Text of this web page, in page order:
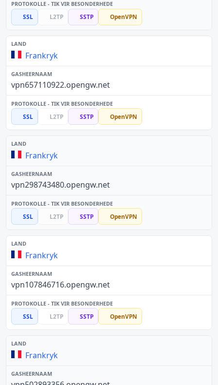
SSL L2TP SSTP OpenVPN
Frankryk
vpn657110922.opengw.net
SSL L2TP SSTP OpenVPN
Frankryk
vpn298743480.opengw.net
SSL L2TP SSTP OpenVPN
Frankryk
vpn107846716.opengw.net
SSL L2TP SSTP OpenVPN
Frankryk